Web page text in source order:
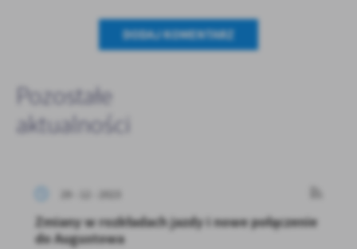
DODAJ KOMENTARZ
Pozostałe
aktualności
Zmiany w rozkładach jazdy i nowe połączenie
do Augustowa